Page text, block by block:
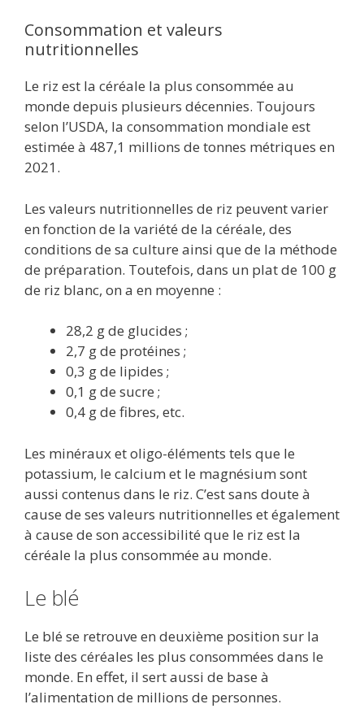
Consommation et valeurs
nutritionnelles
Le riz est la céréale la plus consommée au
monde depuis plusieurs décennies. Toujours
selon l’USDA, la consommation mondiale est
estimée à 487,1 millions de tonnes métriques en
2021.
Les valeurs nutritionnelles de riz peuvent varier
en fonction de la variété de la céréale, des
conditions de sa culture ainsi que de la méthode
de préparation. Toutefois, dans un plat de 100 g
de riz blanc, on a en moyenne :
28,2 g de glucides ;
2,7 g de protéines ;
0,3 g de lipides ;
0,1 g de sucre ;
0,4 g de fibres, etc.
Les minéraux et oligo-éléments tels que le
potassium, le calcium et le magnésium sont
aussi contenus dans le riz. C’est sans doute à
cause de ses valeurs nutritionnelles et également
à cause de son accessibilité que le riz est la
céréale la plus consommée au monde.
Le blé
Le blé se retrouve en deuxième position sur la
liste des céréales les plus consommées dans le
monde. En effet, il sert aussi de base à
l’alimentation de millions de personnes.